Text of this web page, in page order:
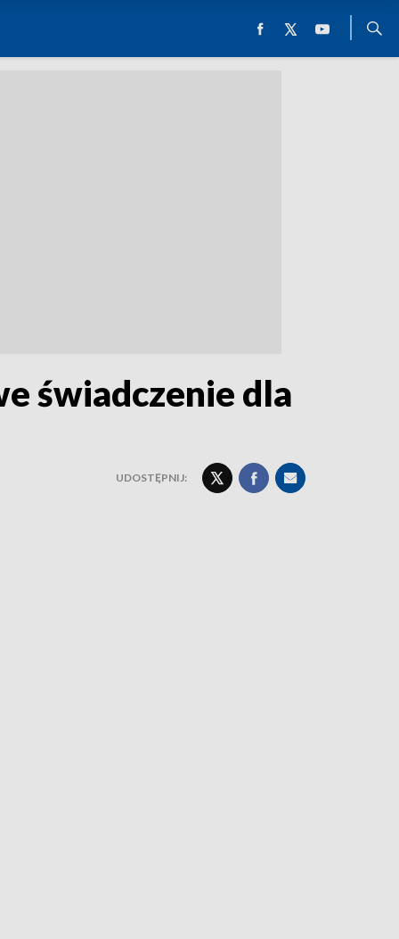
świadczenie dla
UDOSTĘPNIJ: